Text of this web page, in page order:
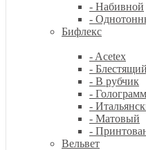
- Набивной
-
Бифлекс
- Acetex
- Блестящий
- В рубчик
-
-
- Матовый
-
Вельвет